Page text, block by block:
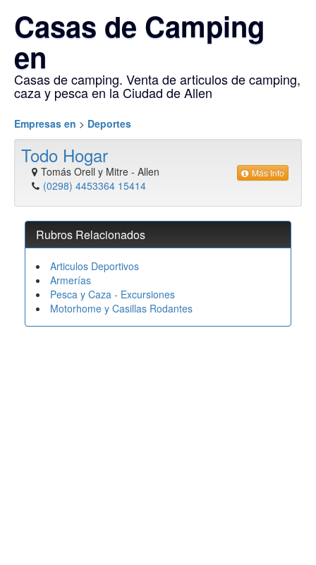
Casas de Camping
en
Casas de camping. Venta de articulos de camping,
caza y pesca en la Ciudad de Allen
Empresas en > Deportes
Todo Hogar
Tomás Orell y Mitre - Allen
(0298) 4453364 15414
Más Info
Rubros Relacionados
Articulos Deportivos
Armerías
Pesca y Caza - Excursiones
Motorhome y Casillas Rodantes